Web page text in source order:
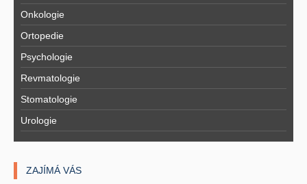
Onkologie
Ortopedie
Psychologie
Revmatologie
Stomatologie
Urologie
ZAJÍMÁ VÁS